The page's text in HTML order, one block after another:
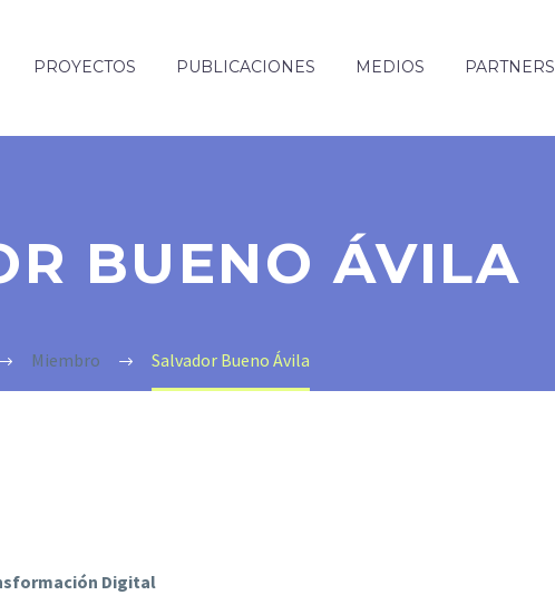
PROYECTOS PUBLICACIONES MEDIOS PARTNERS
BUENO ÁVILA
Miembro Salvador Bueno Ávila
Digital